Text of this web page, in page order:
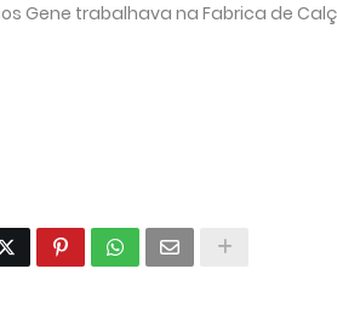
Gene trabalhava na Fabrica de